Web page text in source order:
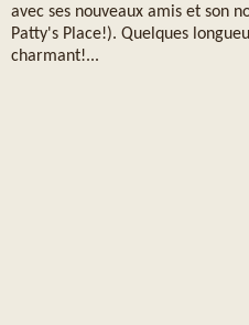
avec ses nouveaux amis et son
Patty's Place!). Quelques
charmant!...